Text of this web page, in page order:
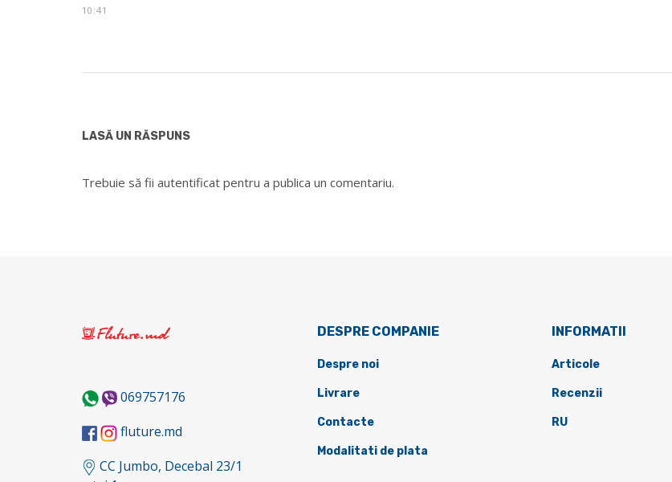
10:41
LASĂ UN RĂSPUNS
Trebuie să fii autentificat pentru a publica un comentariu.
069757176
fluture.md
CC Jumbo, Decebal 23/1
DESPRE COMPANIE
Despre noi
Livrare
Contacte
Modalitati de plata
INFORMATII
Articole
Recenzii
RU